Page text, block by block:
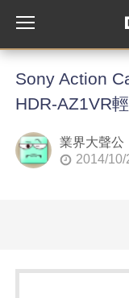
Sony Action
HDR-AZ1VR
業界大聲公
2014/10/